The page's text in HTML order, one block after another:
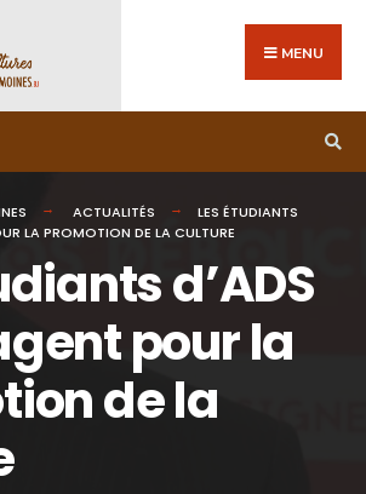
MENU
ACTUALITÉS
LES ÉTUDIANTS
LA PROMOTION DE LA CULTURE
d’ADS
pour la
de la